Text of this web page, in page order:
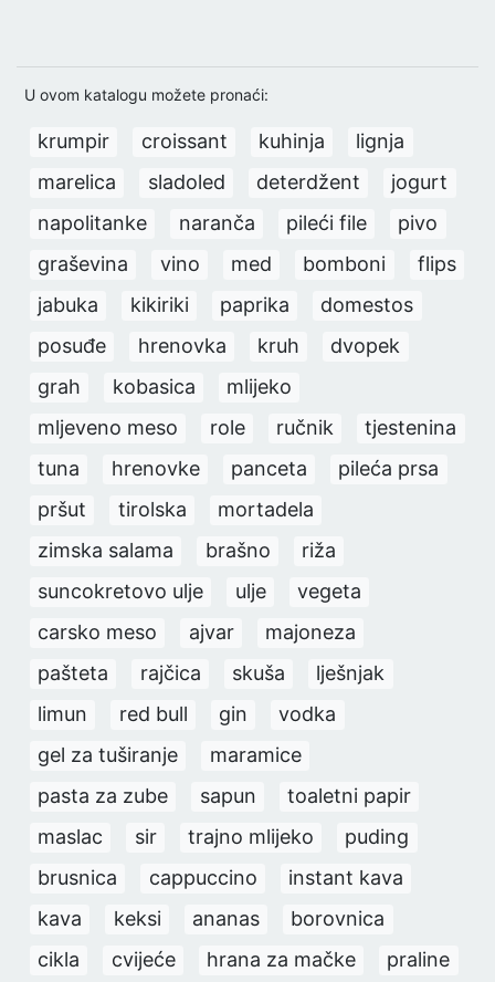
U ovom katalogu možete pronaći:
krumpir croissant kuhinja
lignja
marelica
sladoled deterdžent
jogurt
napolitanke
naranča pileći file
pivo
graševina
vino med bomboni
flips
jabuka
kikiriki paprika
domestos
posuđe
hrenovka kruh
dvopek
grah
kobasica
mlijeko
mljeveno meso
role ručnik
tjestenina
tuna
hrenovke panceta
pileća prsa
pršut
tirolska
mortadela
zimska salama
brašno
riža
suncokretovo ulje
ulje
vegeta
carsko meso
ajvar
majoneza
pašteta
rajčica skuša
lješnjak
limun
red bull gin
vodka
gel za tuširanje
maramice
pasta za zube
sapun
toaletni papir
maslac
sir trajno mlijeko
puding
brusnica
cappuccino
instant kava
kava
keksi ananas
borovnica
cikla
cvijeće hrana za mačke
praline